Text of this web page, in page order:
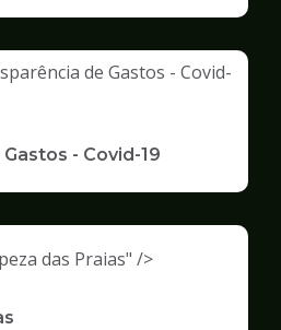
Infraestrutura
Serviços
Públicos
- Covid-19
das Praias" />